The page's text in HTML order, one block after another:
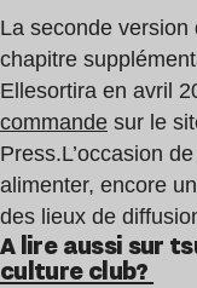
La seconde version
chapitre
Ellesortira en avril
commande sur le
Press.L’occasion
alimenter, encore
des lieux de
A lire aussi sur
culture club?